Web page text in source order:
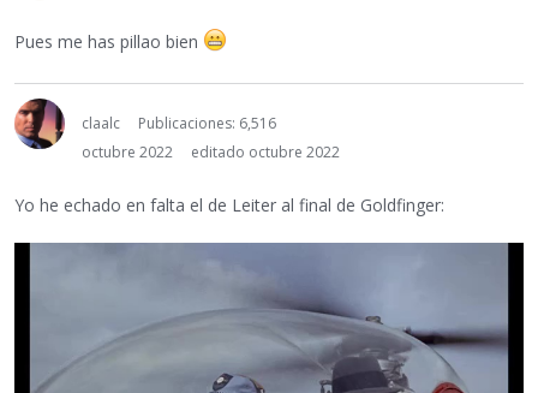
Pues me has pillao bien
claalc
Publicaciones: 6,516
octubre 2022
editado octubre 2022
Yo he echado en falta el de Leiter al final de Goldfinger: